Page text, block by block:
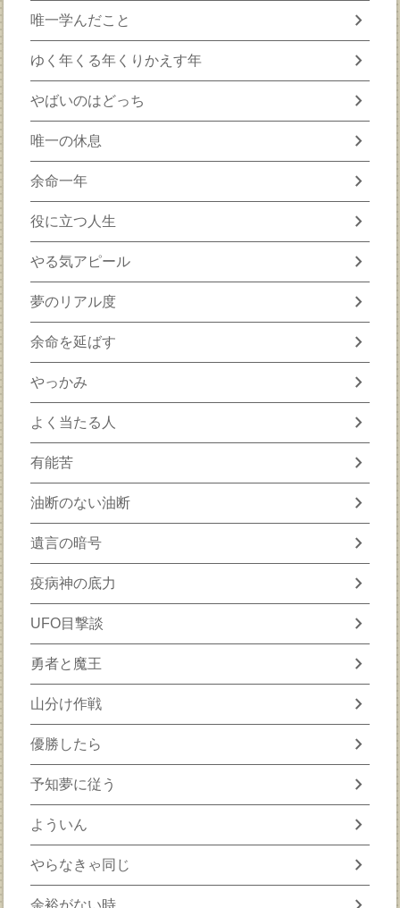
唯一学んだこと chevron_right
ゆく年くる年くりかえす年 chevron_right
やばいのはどっち chevron_right
唯一の休息 chevron_right
余命一年 chevron_right
役に立つ人生 chevron_right
やる気アピール chevron_right
夢のリアル度 chevron_right
余命を延ばす chevron_right
やっかみ chevron_right
よく当たる人 chevron_right
有能苦 chevron_right
油断のない油断 chevron_right
遺言の暗号 chevron_right
疫病神の底力 chevron_right
UFO目撃談 chevron_right
勇者と魔王 chevron_right
山分け作戦 chevron_right
優勝したら chevron_right
予知夢に従う chevron_right
よういん chevron_right
やらなきゃ同じ chevron_right
余裕がない時